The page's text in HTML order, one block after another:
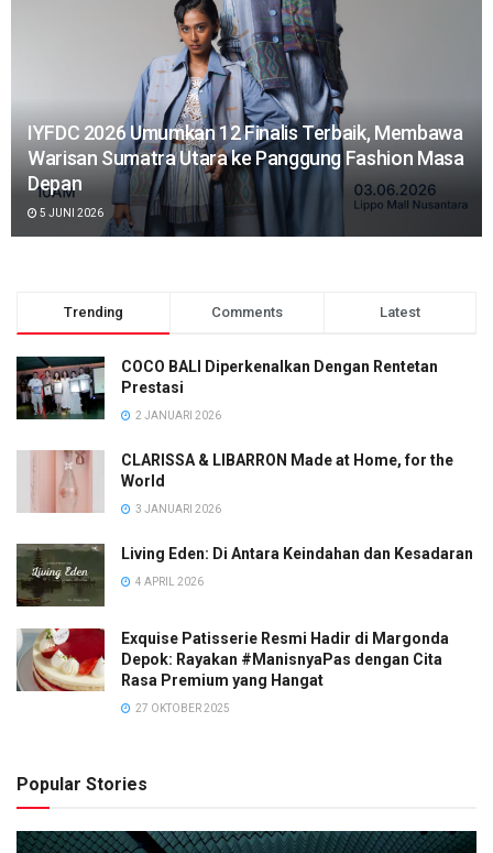
IYFDC 2026 Umumkan 12 Finalis Terbaik, Membawa
Warisan Sumatra Utara ke Panggung Fashion Masa
Depan
5 JUNI 2026
Trending Comments Latest
COCO BALI Diperkenalkan Dengan Rentetan
Prestasi
2 JANUARI 2026
CLARISSA & LIBARRON Made at Home, for the
World
3 JANUARI 2026
Living Eden: Di Antara Keindahan dan Kesadaran
4 APRIL 2026
Exquise Patisserie Resmi Hadir di Margonda
Depok: Rayakan #ManisnyaPas dengan Cita
Rasa Premium yang Hangat
27 OKTOBER 2025
Popular Stories